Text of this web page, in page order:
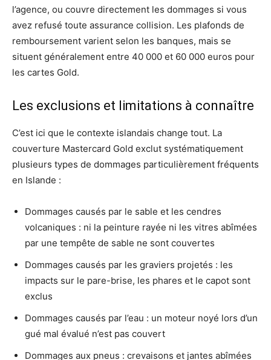
l’agence, ou couvre directement les dommages si vous
avez refusé toute assurance collision. Les plafonds de
remboursement varient selon les banques, mais se
situent généralement entre 40 000 et 60 000 euros pour
les cartes Gold.
Les exclusions et limitations à connaître
C’est ici que le contexte islandais change tout. La
couverture Mastercard Gold exclut systématiquement
plusieurs types de dommages particulièrement fréquents
en Islande :
Dommages causés par le sable et les cendres
volcaniques : ni la peinture rayée ni les vitres abîmées
par une tempête de sable ne sont couvertes
Dommages causés par les graviers projetés : les
impacts sur le pare-brise, les phares et le capot sont
exclus
Dommages causés par l’eau : un moteur noyé lors d’un
gué mal évalué n’est pas couvert
Dommages aux pneus : crevaisons et jantes abîmées